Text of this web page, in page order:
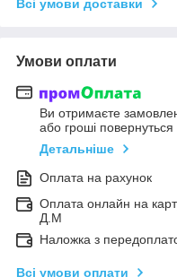
Всі умови доставки
Умови оплати
Ви отримаєте
або гроші
Детальніше
Оплата на рахунок
Оплата онлайн на
Д.М
Наложка з
Всі умови оплати